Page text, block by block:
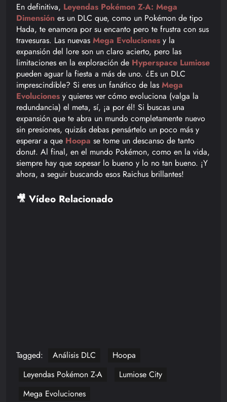
En definitiva, Leyendas Pokémon Z-A: Mega
Dimensión es un DLC que, como un Pokémon de tipo
Hada, te enamora por su encanto pero te frustra con sus
travesuras. Las nuevas Mega Evoluciones y la
expansión del lore son un claro acierto, pero las
limitaciones en la exploración de Hyperspace Lumiose
pueden aguar la fiesta a más de uno. ¿Es un DLC
imprescindible? Si eres un fanático de las Mega
Evoluciones y quieres ver cómo evoluciona (valga la
redundancia) el meta, sí, ¡a por él! Si buscas una
expansión que te abra un mundo completamente nuevo
sin presiones, quizás debas pensártelo un poco más y
esperar a que Hoopa se tome un descanso de tanto
donut. Al final, en el mundo Pokémon, como en la vida,
siempre hay que sopesar lo bueno y lo no tan bueno. ¡Y
ahora, a seguir buscando esos Raichus brillantes!
🎥 Vídeo Relacionado
Tagged: Análisis DLC
Hoopa
Leyendas Pokémon Z-A
Lumiose City
Mega Evoluciones